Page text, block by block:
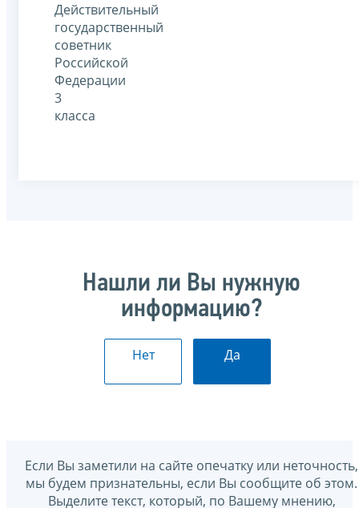
Действительный
государственный
советник
Российской
Федерации
3
класса
Нашли ли Вы нужную
информацию?
Нет Да
Если Вы заметили на сайте опечатку или неточность,
мы будем признательны, если Вы сообщите об этом.
Выделите текст, который, по Вашему мнению,